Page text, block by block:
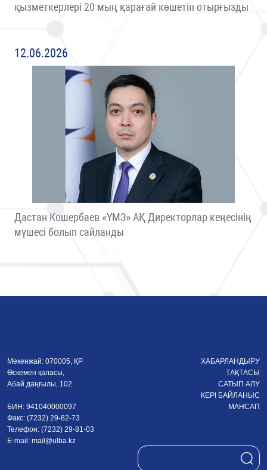
қызметкерлері 20 мың қарағай көшетін отырғызды
12.06.2026
Дастан Кошербаев «ҮМЗ» АҚ Директорлар кеңесінің
мүшесі болып сайланды
Мекенжай: 070005, ҚР
Өскемен қаласы,
Абай даңғылы, 102
БИН: 941040000097
Факс: (7232) 29-82-73
Телефон: (7232) 29-81-03
E-mail: mail@ulba.kz
ХАБАРЛАНДЫРУ
ТАҚТАСЫ
САТЫП АЛУ
КЕРІ БАЙЛАНЫС
МАНСАП